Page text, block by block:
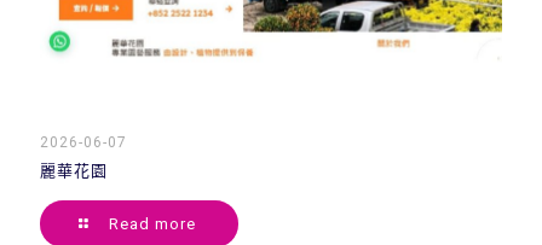
2026-06-07
麗華花園
Read more